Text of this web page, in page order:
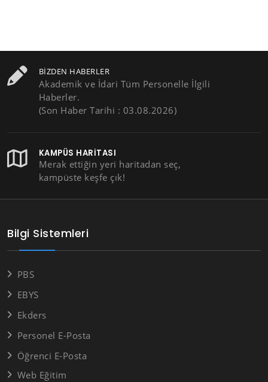
BIZDEN HABERLER
Akademik ve İdari Tüm Personelle İlgili
Haberler.
(Son Haber Tarihi : 03.08.2026)
KAMPÜS HARITASI
Merak ettiğin yeri haritadan seç,
kampüste keşfe çık!
Bilgi Sistemleri
PBS
EBYS
Ekders
Personel E-Posta
Öğrenci E-Posta
Web Eğitim